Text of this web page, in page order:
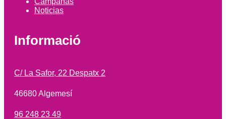
Noticias
Informació
C/ La Safor, 22 Despatx 2
46680 Algemesí
96 248 23 49